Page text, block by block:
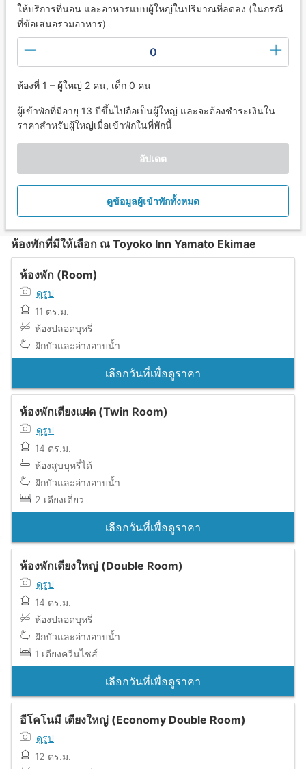
ให้บริการที่นอน และอาหารแบบผู้ใหญ่ในปริมาณที่ลดลง (ในกรณี
ที่ข้อเสนอรวมอาหาร)
0
ห้องที่ 1 – ผู้ใหญ่ 2 คน, เด็ก 0 คน
ผู้เข้าพักที่มีอายุ 13 ปีขึ้นไปถือเป็นผู้ใหญ่ และจะต้องชำระเงินใน
ราคาสำหรับผู้ใหญ่เมื่อเข้าพักในที่พักนี้
อัปเดต
ดูข้อมูลผู้เข้าพักทั้งหมด
ห้องพักที่มีให้เลือก ณ Toyoko Inn Yamato Ekimae
ห้องพัก (Room)
ดูรูป
11 ตร.ม.
ห้องปลอดบุหรี่
ฝักบัวและอ่างอาบน้ำ
เลือกวันที่เพื่อดูราคา
ห้องพักเตียงแฝด (Twin Room)
ดูรูป
14 ตร.ม.
ห้องสูบบุหรี่ได้
ฝักบัวและอ่างอาบน้ำ
2 เตียงเดี่ยว
เลือกวันที่เพื่อดูราคา
ห้องพักเตียงใหญ่ (Double Room)
ดูรูป
14 ตร.ม.
ห้องปลอดบุหรี่
ฝักบัวและอ่างอาบน้ำ
1 เตียงควีนไซส์
เลือกวันที่เพื่อดูราคา
อีโคโนมี เตียงใหญ่ (Economy Double Room)
ดูรูป
12 ตร.ม.